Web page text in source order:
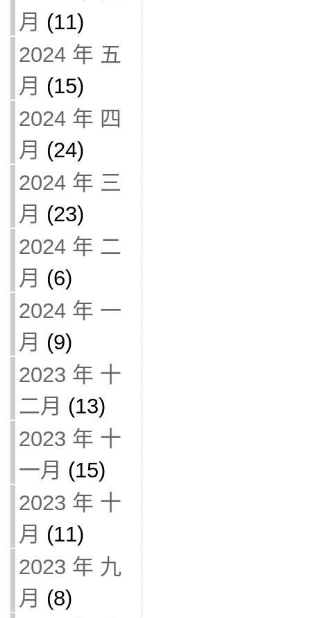
月 (11)
2024 年 五
月 (15)
2024 年 四
月 (24)
2024 年 三
月 (23)
2024 年 二
月 (6)
2024 年 一
月 (9)
2023 年 十
二月 (13)
2023 年 十
一月 (15)
2023 年 十
月 (11)
2023 年 九
月 (8)